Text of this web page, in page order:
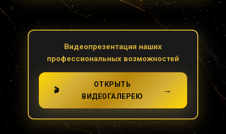
Видеопрезентация наших
профессиональных возможностей
🎬
ОТКРЫТЬ
ВИДЕОГАЛЕРЕЮ
→